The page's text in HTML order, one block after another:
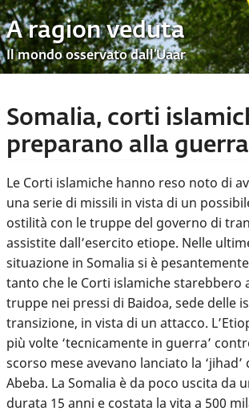
A ragion veduta
Il mondo osservato dall’Uaar
Somalia, corti
preparano alla guerra
Le Corti islamiche hanno reso noto di
una serie di missili in vista di un
ostilità con le truppe del governo di
assistite dall’esercito etiope. Nelle
situazione in Somalia si è
tanto che le Corti islamiche starebbero
truppe nei pressi di Baidoa, sede delle
transizione, in vista di un attacco.
più volte ‘tecnicamente in guerra’
scorso mese avevano lanciato la
Abeba. La Somalia è da poco uscita da
durata 15 anni e costata la vita a 500